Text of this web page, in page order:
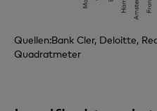
Quellen:Bank Cler, Deloitte,
Quadratmeter